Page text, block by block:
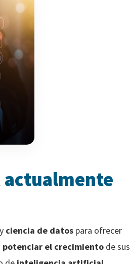
y ciencia de datos para ofrecer
potenciar el crecimiento de sus